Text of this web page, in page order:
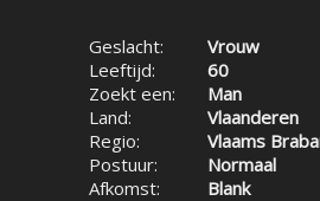
Geslacht:
Vrouw
Leeftijd:
60
Zoekt een:
Man
Land:
Vlaanderen
Regio:
Vlaams
Postuur:
Normaal
Afkomst:
Blank